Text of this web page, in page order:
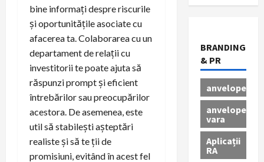
bine informați despre riscurile
și oportunitățile asociate cu
afacerea ta. Colaborarea cu un
departament de relații cu
investitorii te poate ajuta să
răspunzi prompt și eficient
întrebărilor sau preocupărilor
acestora. De asemenea, este
util să stabilești așteptări
realiste și să te ții de
promisiuni, evitând în acest fel
BRANDING
& PR
anvelope
anvelope
vara
Aplicații
RA